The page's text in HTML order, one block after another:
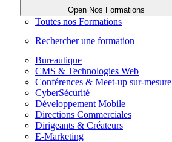
Open Nos Formations
Toutes nos Formations
Rechercher une formation
Bureautique
CMS & Technologies Web
Conférences & Meet-up sur-mesure
CyberSécurité
Développement Mobile
Directions Commerciales
Dirigeants & Créateurs
E-Marketing